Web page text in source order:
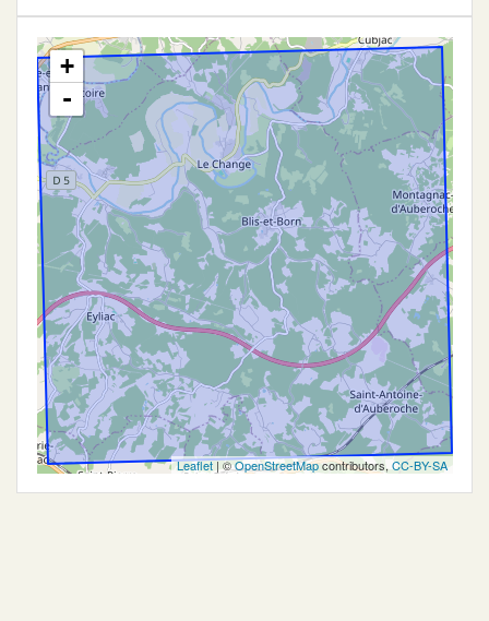
+
-
Leaflet| ©OpenStreetMapcontributors, CC-BY-SA